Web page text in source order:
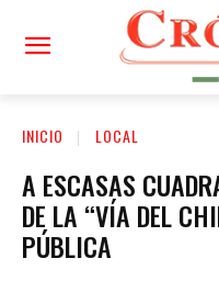
INICIO LOCAL
A ESCASAS
DE LA “VÍA DEL
PÚBLICA